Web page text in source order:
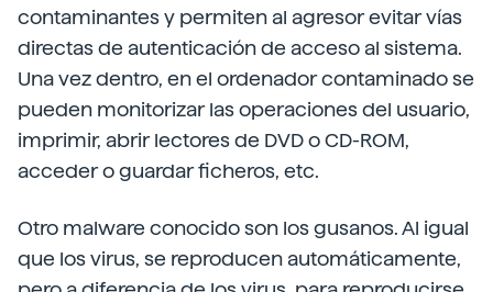
contaminantes y permiten al agresor evitar vías
directas de autenticación de acceso al sistema.
Una vez dentro, en el ordenador contaminado se
pueden monitorizar las operaciones del usuario,
imprimir, abrir lectores de DVD o CD-ROM,
acceder o guardar ficheros, etc.
Otro malware conocido son los gusanos. Al igual
que los virus, se reproducen automáticamente,